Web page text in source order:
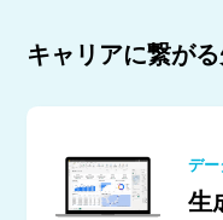
キャリアに繋が
デー
生